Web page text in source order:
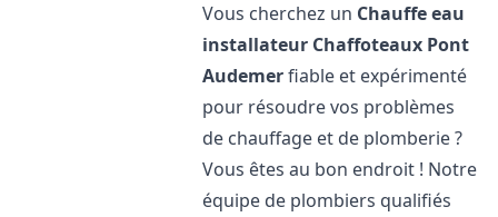
Vous cherchez un Chauffe eau
installateur Chaffoteaux Pont
Audemerfiable et expérimenté
pour résoudre vos problèmes
de chauffage et de plomberie ?
Vous êtes au bon endroit ! Notre
équipe de plombiers qualifiés